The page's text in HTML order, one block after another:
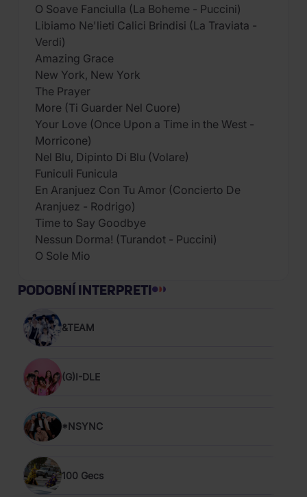
O Soave Fanciulla (La Boheme - Puccini)
Libiamo Ne'lieti Calici Brindisi (La Traviata -
Verdi)
Amazing Grace
New York, New York
The Prayer
More (Ti Guarder Nel Cuore)
Your Love (Once Upon a Time in the West -
Morricone)
Nel Blu, Dipinto Di Blu (Volare)
Funiculi Funicula
En Aranjuez Con Tu Amor (Concierto De
Aranjuez - Rodrigo)
Time to Say Goodbye
Nessun Dorma! (Turandot - Puccini)
O Sole Mio
PODOBNÍ INTERPRETI
&TEAM
(G)I-DLE
*NSYNC
100 Gecs